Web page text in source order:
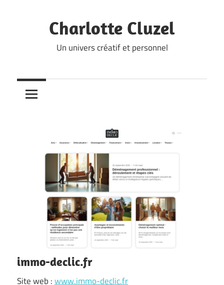
Charlotte Cluzel
Un univers créatif et personnel
immo-declic.fr
Site web :www.immo-declic.fr